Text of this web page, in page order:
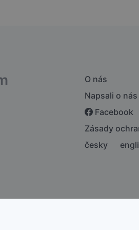
O nás
Napsali o nás
Facebook
Zásady
česky